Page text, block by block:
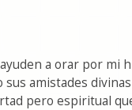
a orar por mi
sus amistades
pero espiritual